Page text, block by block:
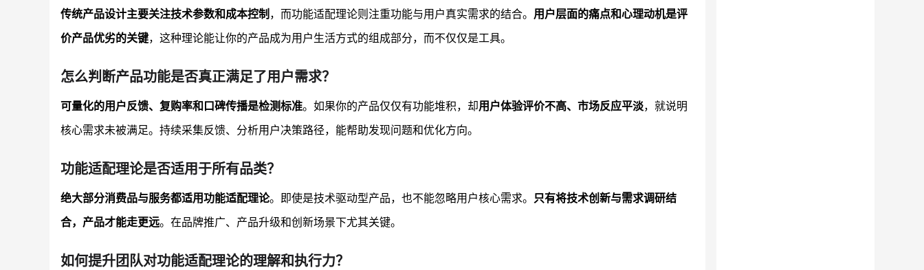
传统产品设计主要关注技术参数和成本控制 ，而功能适配理论则注重功能与用户真实需求的结合。 用户层面的痛点和心理动机是评
价产品优劣的关键，这种理论能让你的产品成为用户生活方式的组成部分，而不仅仅是工具。
怎么判断产品功能是否真正满足了用户需求？
可量化的用户反馈、复购率和口碑传播是检测标准。如果你的产品仅仅有功能堆积，却用户体验评价不高、市场反应平淡，就说明
核心需求未被满足。持续采集反馈、分析用户决策路径，能帮助发现问题和优化方向。
功能适配理论是否适用于所有品类？
绝大部分消费品与服务都适用功能适配理论。即使是技术驱动型产品，也不能忽略用户核心需求。 只有将技术创新与需求调研结
合，产品才能走更远。在品牌推广、产品升级和创新场景下尤其关键。
如何提升团队对功能适配理论的理解和执行力？